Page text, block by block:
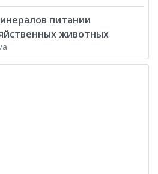
питании
животных